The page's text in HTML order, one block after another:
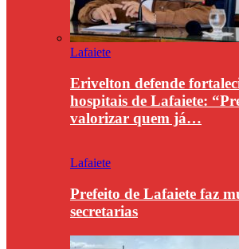
Lafaiete
Erivelton defende
hospitais de Lafaiete:
valorizar quem já…
Lafaiete
Prefeito de Lafaiete faz
secretarias